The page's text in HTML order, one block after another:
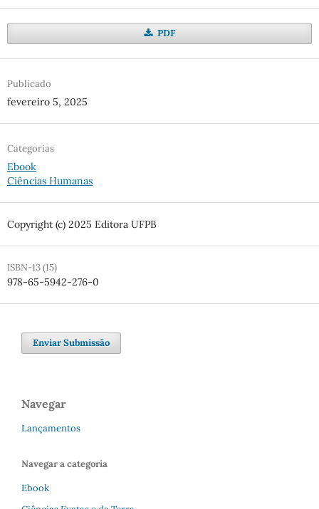
PDF
Publicado
fevereiro 5, 2025
Categorias
Ebook
Ciências Humanas
Copyright (c) 2025 Editora UFPB
ISBN-13 (15)
978-65-5942-276-0
Enviar Submissão
Navegar
Lançamentos
Navegar a categoria
Ebook